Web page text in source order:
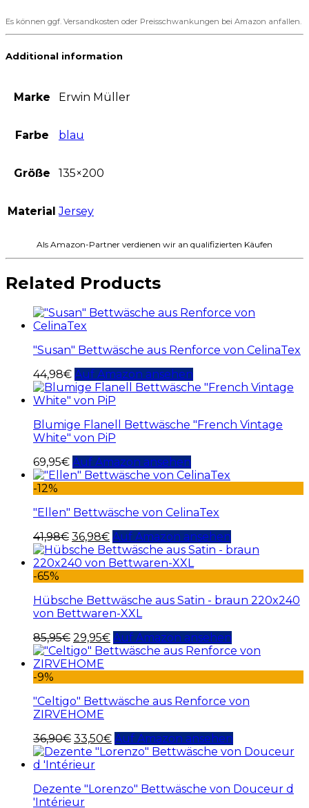
Es können ggf. Versandkosten oder Preisschwankungen bei Amazon anfallen.
Additional information
Marke Erwin Müller
Farbe blau
Größe 135×200
Material Jersey
Als Amazon-Partner verdienen wir an qualifizierten Käufen
Related Products
"Susan" Bettwäsche aus Renforce von CelinaTex
44,98€ Auf Amazon ansehen
Blumige Flanell Bettwäsche "French Vintage
White" von PiP
69,95€ Auf Amazon ansehen
-12%
"Ellen" Bettwäsche von CelinaTex
41,98€ 36,98€ Auf Amazon ansehen
-65%
Hübsche Bettwäsche aus Satin - braun 220x240
von Bettwaren-XXL
85,95€ 29,95€ Auf Amazon ansehen
-9%
"Celtigo" Bettwäsche aus Renforce von
ZIRVEHOME
36,90€ 33,50€ Auf Amazon ansehen
Dezente "Lorenzo" Bettwäsche von Douceur d
'Intérieur